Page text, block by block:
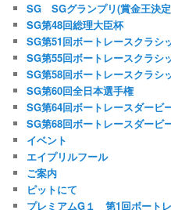
SG SGグランプリ(賞金王決
SG第48回総理大臣杯
SG第51回ボートレースクラシ
SG第55回ボートレースクラシ
SG第58回ボートレースクラシ
SG第60回全日本選手権
SG第64回ボートレースダービ
SG第68回ボートレースダービ
イベント
エイプリルフール
ご案内
ピットにて
プレミアムG１ 第1回ボート